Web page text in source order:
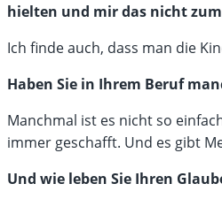
hielten und mir das nicht
Ich finde auch, dass man die
Haben Sie in Ihrem Beruf
Manchmal ist es nicht so
immer geschafft. Und es gibt
Und wie leben Sie Ihren